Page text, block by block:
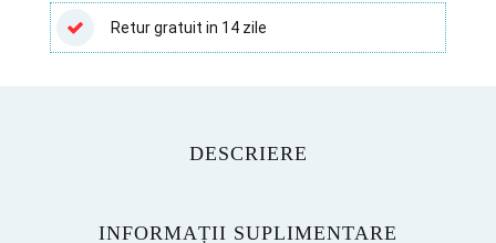
-
100
Retur gratuit in 14 zile
DESCRIERE
INFORMAȚII SUPLIMENTARE